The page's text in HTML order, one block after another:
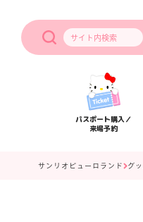
サイト内検索
パスポート購入／
来場予約
サンリオピューロランド グ